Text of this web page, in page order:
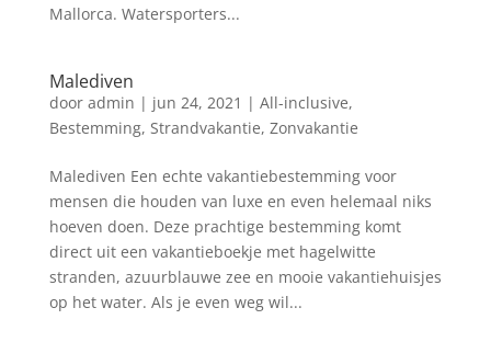
Mallorca. Watersporters...
Malediven
door admin | jun 24, 2021 | All-inclusive,
Bestemming, Strandvakantie, Zonvakantie
Malediven Een echte vakantiebestemming voor
mensen die houden van luxe en even helemaal niks
hoeven doen. Deze prachtige bestemming komt
direct uit een vakantieboekje met hagelwitte
stranden, azuurblauwe zee en mooie vakantiehuisjes
op het water. Als je even weg wil...